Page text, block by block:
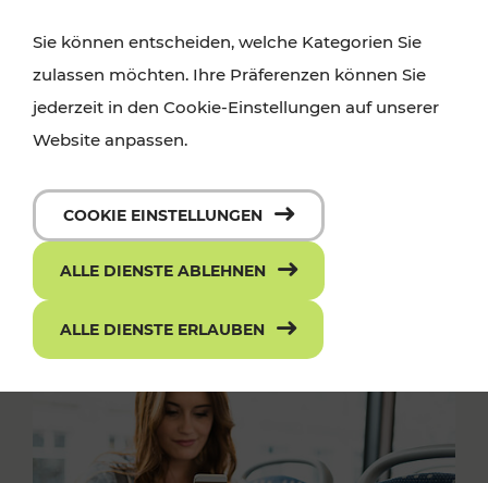
Sie können entscheiden, welche Kategorien Sie
zulassen möchten. Ihre Präferenzen können Sie
jederzeit in den Cookie-Einstellungen auf unserer
Website anpassen.
COOKIE EINSTELLUNGEN
ALLE DIENSTE ABLEHNEN
ALLE DIENSTE ERLAUBEN